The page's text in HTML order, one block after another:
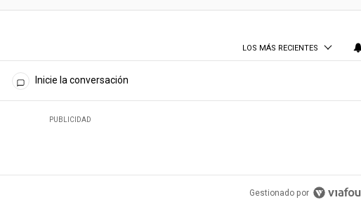
LOS MÁS RECIENTES
Inicie la conversación
PUBLICIDAD
Gestionado por